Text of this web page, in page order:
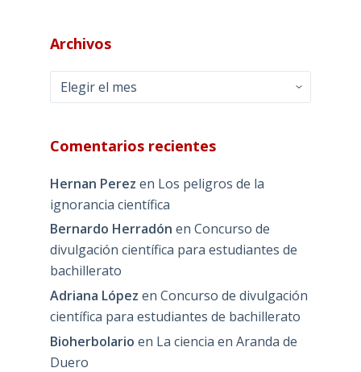
Archivos
Archivos
Comentarios recientes
Hernan Perez en Los peligros de la
ignorancia científica
Bernardo Herradón en Concurso de
divulgación científica para estudiantes de
bachillerato
Adriana López en Concurso de divulgación
científica para estudiantes de bachillerato
Bioherbolario en La ciencia en Aranda de
Duero